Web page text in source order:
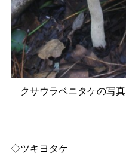
クサウラベニタケの写真
◇ツキヨタケ